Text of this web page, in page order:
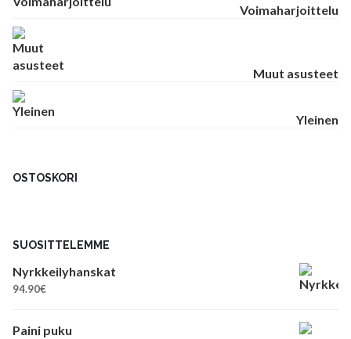
Voimaharjoittelu
Muut asusteet
Yleinen
OSTOSKORI
SUOSITTELEMME
Nyrkkeilyhanskat
94.90€
Paini puku